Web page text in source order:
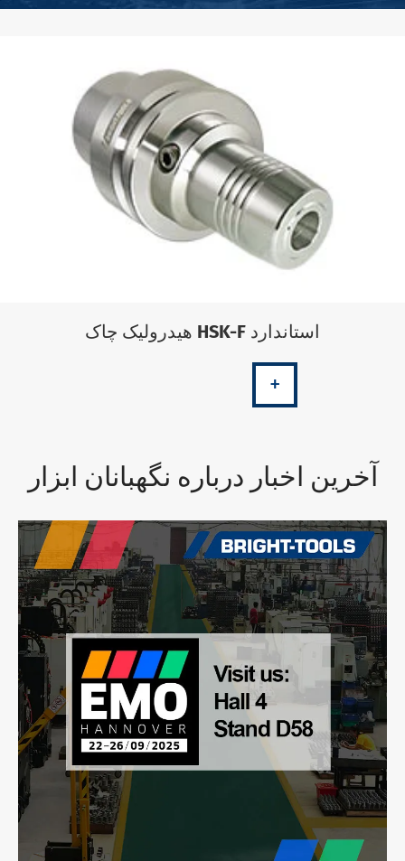
هیدرولیک چاک HSK-F استاندارد
+
آخرین اخبار درباره نگهبانان ابزار